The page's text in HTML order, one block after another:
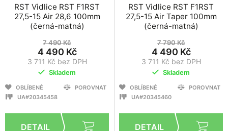
RST Vidlice RST F1RST
27,5-15 Air 28,6 100mm
(černá-matná)
7 490 Kč
4 490 Kč
3 711 Kč bez DPH
Skladem
OBLÍBENÉ
POROVNAT
UA#20345458
RST Vidlice RST F1RST
27,5-15 Air Taper 100mm
(černá-matná)
7 790 Kč
4 490 Kč
3 711 Kč bez DPH
Skladem
OBLÍBENÉ
POROVNAT
UA#20345460